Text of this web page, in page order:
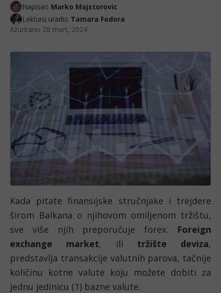
Napisao Marko Majstorovic
Lekturu uradio Tamara Fodora
Ažurirano 28 mart, 2024
Kada pitate finansijske stručnjake i trejdere
širom Balkana o njihovom omiljenom tržištu,
sve više njih preporučuje forex. Foreign
exchange market, ili tržište deviza,
predstavlja transakcije valutnih parova, tačnije
količinu kotne valute koju možete dobiti za
jednu jedinicu (1) bazne valute.